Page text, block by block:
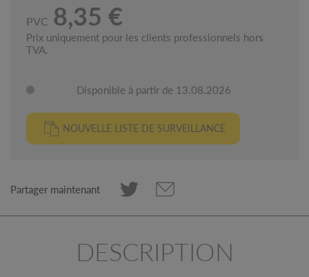
PVC 8,35 €
Prix uniquement pour les clients professionnels hors
TVA.
Disponible à partir de 13.08.2026
NOUVELLE LISTE DE SURVEILLANCE
Partager maintenant
DESCRIPTION